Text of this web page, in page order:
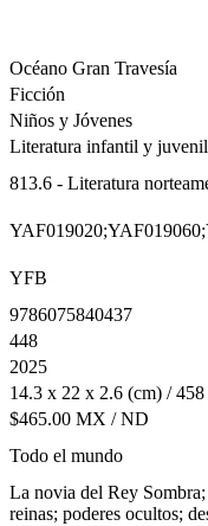
Océano Gran Travesía
Ficción
Niños y Jóvenes
Literatura infantil y juvenil
813.6 - Literatura
YFB
9786075840437
448
2025
14.3 x 22 x 2.6 (cm) / 458
$465.00 MX / ND
Todo el mundo
La novia del Rey
reinas; poderes ocultos;